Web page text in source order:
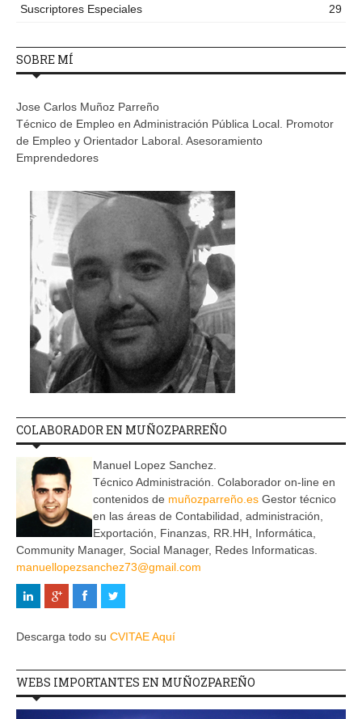
Suscriptores Especiales
29
SOBRE MÍ
Jose Carlos Muñoz Parreño
Técnico de Empleo en Administración Pública Local. Promotor
de Empleo y Orientador Laboral. Asesoramiento
Emprendedores
COLABORADOR EN MUÑOZPARREÑO
Manuel Lopez Sanchez.
Técnico Administración. Colaborador on-line en
contenidos de muñozparreño.es Gestor técnico
en las áreas de Contabilidad, administración,
Exportación, Finanzas, RR.HH, Informática,
Community Manager, Social Manager, Redes Informaticas.
manuellopezsanchez73@gmail.com
Descarga todo su CVITAE Aquí
WEBS IMPORTANTES EN MUÑOZPAREÑO